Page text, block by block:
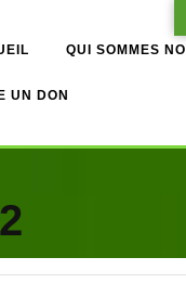
QUI SOMMES
UN DON